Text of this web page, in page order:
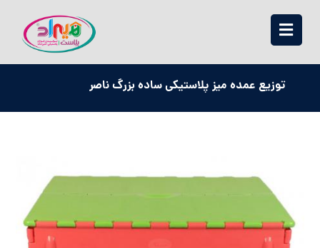
توزیع عمده میز پلاستیکی ساده بزرگ ناصر